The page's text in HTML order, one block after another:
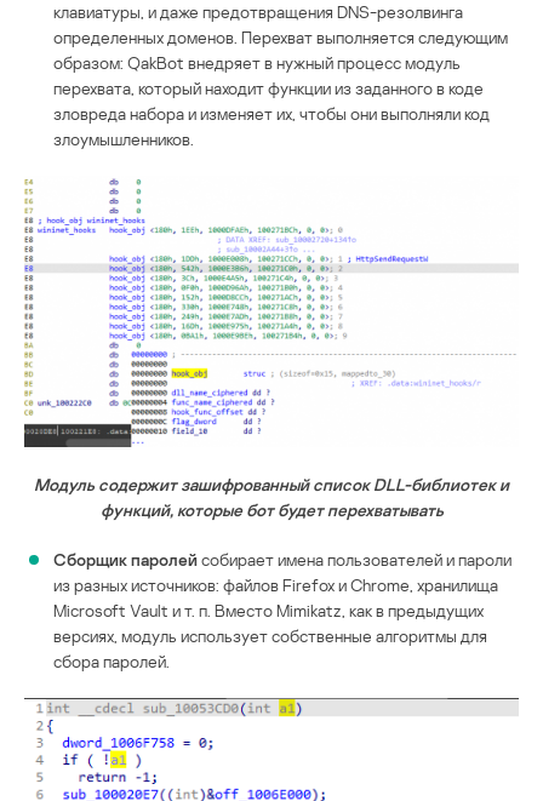
клавиатуры, и даже предотвращения DNS-резолвинга
определенных доменов. Перехват выполняется следующим
образом: QakBot внедряет в нужный процесс модуль
перехвата, который находит функции из заданного в коде
зловреда набора и изменяет их, чтобы они выполняли код
злоумышленников.
Модуль содержит зашифрованный список DLL-библиотек и
функций, которые бот будет перехватывать
Сборщик паролейсобирает имена пользователей и пароли
из разных источников: файлов Firefox и Chrome, хранилища
Microsoft Vault и т. п. Вместо Mimikatz, как в предыдущих
версиях, модуль использует собственные алгоритмы для
сбора паролей.